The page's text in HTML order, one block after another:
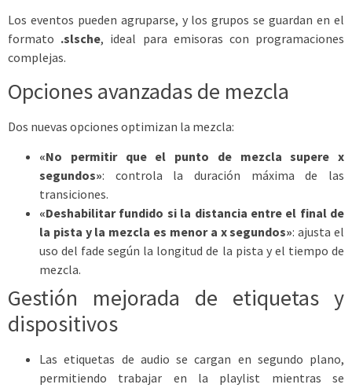
Los eventos pueden agruparse, y los grupos se guardan en el
formato .slsche, ideal para emisoras con programaciones
complejas.
Opciones avanzadas de mezcla
Dos nuevas opciones optimizan la mezcla:
«No permitir que el punto de mezcla supere x
segundos»: controla la duración máxima de las
transiciones.
«Deshabilitar fundido si la distancia entre el final de
la pista y la mezcla es menor a x segundos»: ajusta el
uso del fade según la longitud de la pista y el tiempo de
mezcla.
Gestión mejorada de etiquetas y
dispositivos
Las etiquetas de audio se cargan en segundo plano,
permitiendo trabajar en la playlist mientras se